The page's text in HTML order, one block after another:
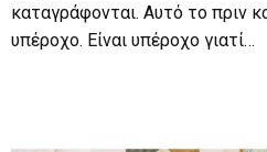
καταγράφονται. Αυτό το πριν
υπέροχο. Είναι υπέροχο γιατί…